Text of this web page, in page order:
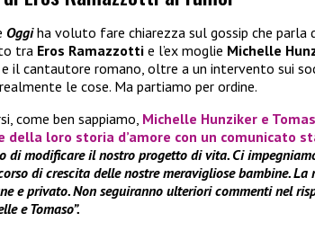
Oggiha voluto fare chiarezza sul gossip che parla
tra Eros Ramazzotti e l’ex moglie Michelle
il cantautore romano, oltre a un intervento sui
le cose. Ma partiamo per ordine.
come ben sappiamo, Michelle Hunziker e
della loro storia d’amore con un comunicato
di modificare il nostro progetto di vita. Ci
di crescita delle nostre meravigliose bambine. La
e privato. Non seguiranno ulteriori commenti nel
e Tomaso”.